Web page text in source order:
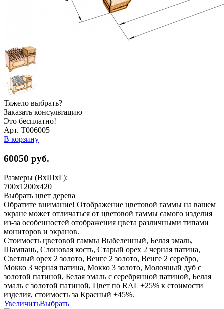
Тяжело выбрать?
Заказать консультацию
Это бесплатно!
Арт. Т006005
В корзину
60050 руб.
Размеры (ВхШхГ):
700x1200x420
Выбрать цвет дерева
Обратите внимание! Отображение цветовой гаммы на вашем
экране может отличаться от цветовой гаммы самого изделия
из-за особенностей отображения цвета различными типами
мониторов и экранов.
Стоимость цветовой гаммы Выбеленный, Белая эмаль,
Шампань, Слоновая кость, Старый орех 2 черная патина,
Светлый орех 2 золото, Венге 2 золото, Венге 2 серебро,
Мокко 3 черная патина, Мокко 3 золото, Молочный дуб с
золотой патиной, Белая эмаль с серебрянной патиной, Белая
эмаль с золотой патиной, Цвет по RAL +25% к стоимости
изделия, стоимость за Красный +45%.
УвеличитьВыбрать